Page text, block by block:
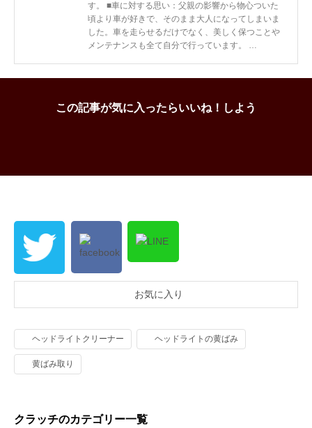
す。 ■車に対する思い：父親の影響から物心ついた
頃より車が好きで、そのまま大人になってしまいま
した。車を走らせるだけでなく、美しく保つことや
メンテナンスも全て自分で行っています。 …
この記事が気に入ったらいいね！しよう
お気に入り
ヘッドライトクリーナー ヘッドライトの黄ばみ
黄ばみ取り
クラッチのカテゴリー一覧